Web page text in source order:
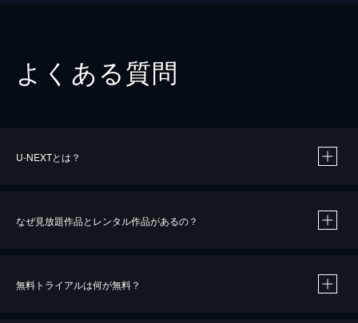
よくある質問
U-NEXTとは？
なぜ見放題作品とレンタル作品があるの？
無料トライアルは何が無料？